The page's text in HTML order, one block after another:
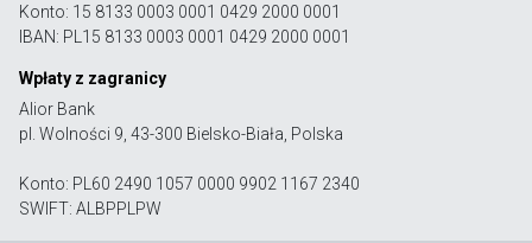
Konto: 15 8133 0003 0001 0429 2000 0001
IBAN: PL15 8133 0003 0001 0429 2000 0001
Wpłaty z zagranicy
Alior Bank
pl. Wolności 9, 43-300 Bielsko-Biała, Polska
Konto: PL60 2490 1057 0000 9902 1167 2340
SWIFT: ALBPPLPW